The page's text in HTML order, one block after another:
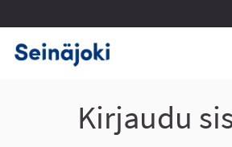
Kirjaudu